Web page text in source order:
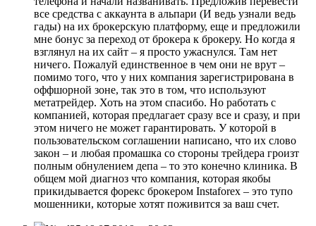
все средства с аккаунта в альпари (И ведь узнали ведь
гады) на их брокерскую платформу, еще и предложили
мне бонус за переход от брокера к брокеру. Но когда я
взглянул на их сайт – я просто ужаснулся. Там нет
ничего. Пожалуй единственное в чем они не врут –
помимо того, что у них компания зарегистрирована в
оффшорной зоне, так это в том, что используют
метатрейдер. Хоть на этом спасибо. Но работать с
компанией, которая предлагает сразу все и сразу, и при
этом ничего не может гарантировать. У которой в
пользовательском соглашении написано, что их слово
закон – и любая промашка со стороны трейдера гроизт
полным обнулением депа – то это конечно клиника. В
общем мой диагноз что компания, которая якобы
прикидывается форекс брокером Instaforex – это тупо
мошенники, которые хотят поживится за ваш счет.